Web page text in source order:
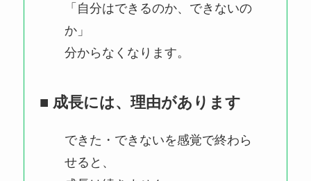
「自分はできるのか、できないの
か」
分からなくなります。
■ 成長には、理由があります
できた・できないを感覚で終わら
せると、